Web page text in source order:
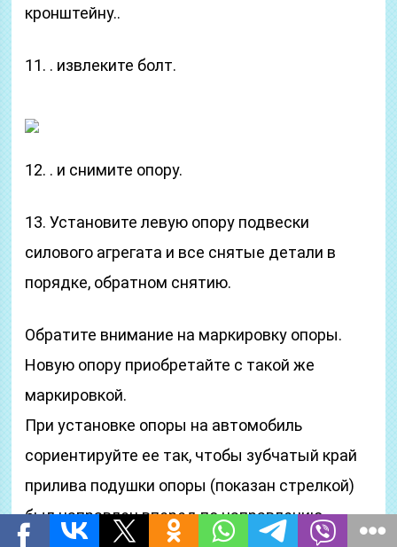
кронштейну..
11. . извлеките болт.
12. . и снимите опору.
13. Установите левую опору подвески
силового агрегата и все снятые детали в
порядке, обратном снятию.
Обратите внимание на маркировку опоры.
Новую опору приобретайте с такой же
маркировкой.
При установке опоры на автомобиль
сориентируйте ее так, чтобы зубчатый край
прилива подушки опоры (показан стрелкой)
был направлен вперед по направлению